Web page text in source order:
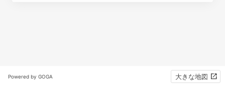
Powered by GOGA 大きな地図